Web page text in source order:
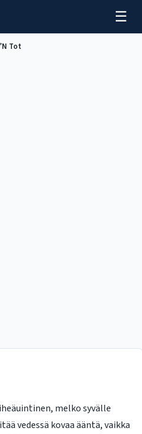
☰
Tot
melko syvälle
vedessä kovaa ääntä, vaikka